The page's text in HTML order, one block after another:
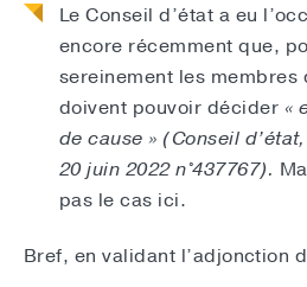
Le Conseil d’état a eu
encore récemment que,
sereinement les membres
doivent pouvoir décider «
de cause » (Conseil
20 juin 2022 n°437767).
pas le cas ici.
Bref, en validant l’adjonction